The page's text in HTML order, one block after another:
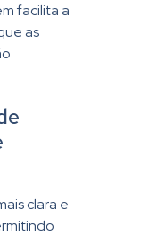
facilita a
as
clara e